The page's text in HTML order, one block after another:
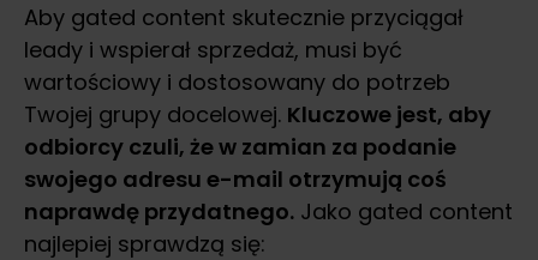
Aby gated content skutecznie przyciągał
leady i wspierał sprzedaż, musi być
wartościowy i dostosowany do potrzeb
Twojej grupy docelowej. Kluczowe jest, aby
odbiorcy czuli, że w zamian za podanie
swojego adresu e-mail otrzymują coś
naprawdę przydatnego. Jako gated content
najlepiej sprawdzą się: